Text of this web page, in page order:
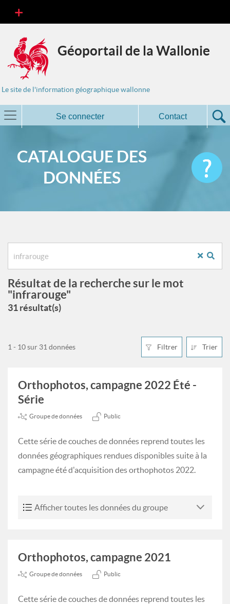
Géoportail de la Wallonie
Le site de l'information géographique wallonne
Se connecter Contact
CATALOGUE DES
DONNÉES
Résultat de la recherche sur le mot
"infrarouge"
31 résultat(s)
Filtrer Trier
1 - 10 sur 31 données
Orthophotos, campagne 2022 Été -
Série
Groupe de données Public
Cette série de couches de données reprend toutes les
données géographiques rendues disponibles suite à la
campagne été d'acquisition des orthophotos 2022.
Afficher toutes les données du groupe
Orthophotos, campagne 2021
Groupe de données Public
Cette série de couches de données reprend toutes les